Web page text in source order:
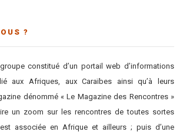
?
constitué d’un portail web d’informations
aux Afriques, aux Caraïbes ainsi qu’à leurs
dénommé « Le Magazine des Rencontres »
un zoom sur les rencontres de toutes sortes
est associée en Afrique et ailleurs ; puis d’une